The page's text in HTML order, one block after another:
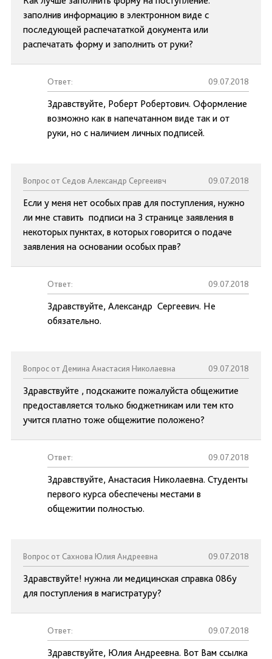
заполнив информацию в электронном виде с
последующей распечататкой документа или
распечатать форму и заполнить от руки?
Ответ: 09.07.2018
Здравствуйте, Роберт Робертович. Оформление
возможно как в напечатанном виде так и от
руки, но с наличием личных подписей.
Вопрос от Седов Александр Сергееивч 09.07.2018
Если у меня нет особых прав для поступления, нужно
ли мне ставить подписи на 3 странице заявления в
некоторых пунктах, в которых говорится о подаче
заявления на основании особых прав?
Ответ: 09.07.2018
Здравствуйте, Александр Сергеевич. Не
обязательно.
Вопрос от Демина Анастасия Николаевна 09.07.2018
Здравствуйте , подскажите пожалуйста общежитие
предоставляется только бюджетникам или тем кто
учится платно тоже общежитие положено?
Ответ: 09.07.2018
Здравствуйте, Анастасия Николаевна. Студенты
первого курса обеспечены местами в
общежитии полностью.
Вопрос от Сахнова Юлия Андреевна 09.07.2018
Здравствуйте! нужна ли медицинская справка 086у
для поступления в магистратуру?
Ответ: 09.07.2018
Здравствуйте, Юлия Андреевна. Вот Вам ссылка